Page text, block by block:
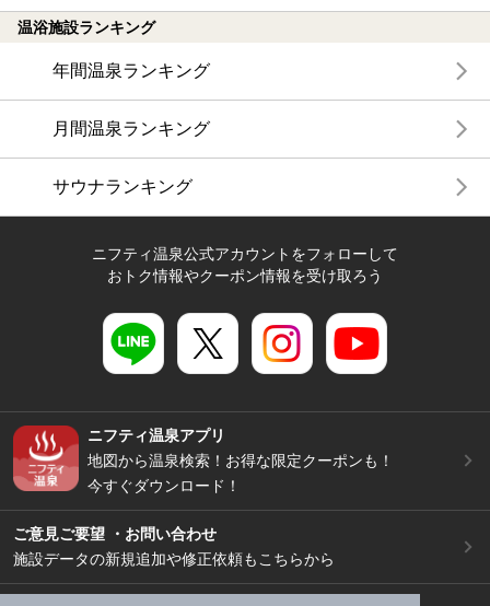
温浴施設ランキング
年間温泉ランキング
月間温泉ランキング
サウナランキング
ニフティ温泉公式アカウントをフォローして
おトク情報やクーポン情報を受け取ろう
ニフティ温泉アプリ
地図から温泉検索！お得な限定クーポンも！
今すぐダウンロード！
ご意見ご要望 ・お問い合わせ
施設データの新規追加や修正依頼もこちらから